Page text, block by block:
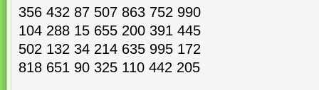
356 432 87 507 863 752 990
104 288 15 655 200 391 445
502 132 34 214 635 995 172
818 651 90 325 110 442 205